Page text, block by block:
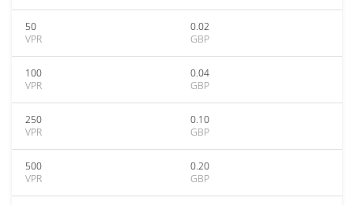
50
VPR
0.02
GBP
100
VPR
0.04
GBP
250
VPR
0.10
GBP
500
VPR
0.20
GBP